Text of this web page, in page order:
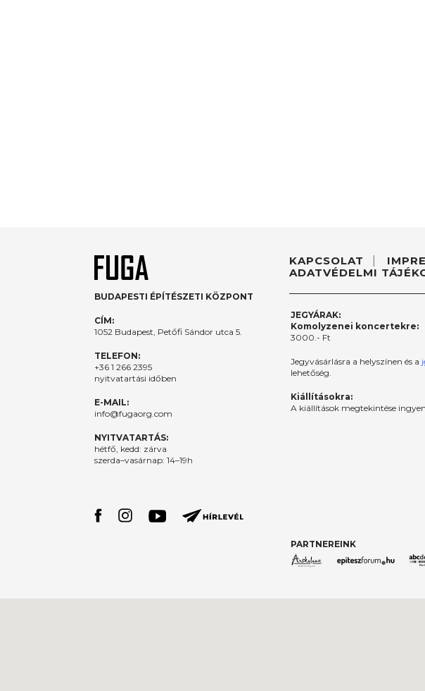
BUDAPESTI ÉPÍTÉSZETI KÖZPONT
CÍM:
1052 Budapest, Petőfi Sándor utca 5.
TELEFON:
+36 1 266 2395
nyitvatartási időben
E-MAIL:
info@fugaorg.com
NYITVATARTÁS:
hétfő, kedd: zárva
szerda–vasárnap: 14–19h
KAPCSOLAT
ADATVÉDELMI
JEGYÁRAK:
Komolyzenei koncertekre:
3000.- Ft
Jegyvásárlásra a helyszínen és a
lehetőség.
Kiállításokra:
A kiállítások megtekintése
PARTNEREINK